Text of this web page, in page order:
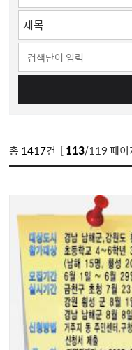
총 1417건 [113/119 페이